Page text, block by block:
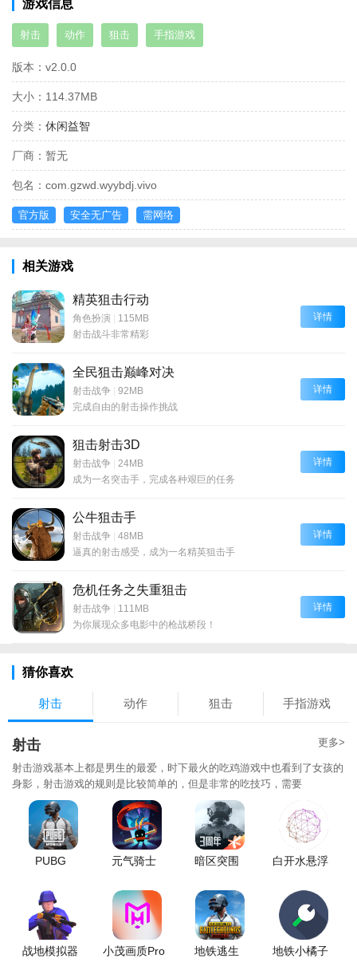
游戏信息
射击 动作 狙击 手指游戏
版本： v2.0.0
大小： 114.37MB
分类： 休闲益智
厂商： 暂无
包名： com.gzwd.wyybdj.vivo
官方版 安全无广告 需网络
相关游戏
精英狙击行动
角色扮演 | 115MB
射击战斗非常精彩
详情
全民狙击巅峰对决
射击战争 | 92MB
完成自由的射击操作挑战
详情
狙击射击3D
射击战争 | 24MB
成为一名突击手，完成各种艰巨的任务
详情
公牛狙击手
射击战争 | 48MB
逼真的射击感受，成为一名精英狙击手
详情
危机任务之失重狙击
射击战争 | 111MB
为你展现众多电影中的枪战桥段！
详情
猜你喜欢
射击 动作 狙击 手指游戏
射击 更多>
射击游戏基本上都是男生的最爱，时下最火的吃鸡游戏中也看到了女孩的
身影，射击游戏的规则是比较简单的，但是非常的吃技巧，需要
PUBG 元气骑士 暗区突围 白开水悬浮
战地模拟器 小茂画质Pro 地铁逃生 地铁小橘子